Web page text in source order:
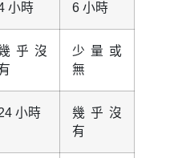
小時
6 小時
乎沒
少量或
無
小時
幾乎沒
有